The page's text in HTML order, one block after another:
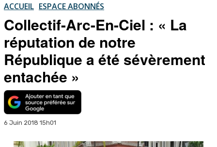
ACCUEIL ESPACE ABONNÉS
Collectif-Arc-En-Ciel : « La
réputation de notre
République a été sévèrement
entachée »
6 Juin 2018 15h01